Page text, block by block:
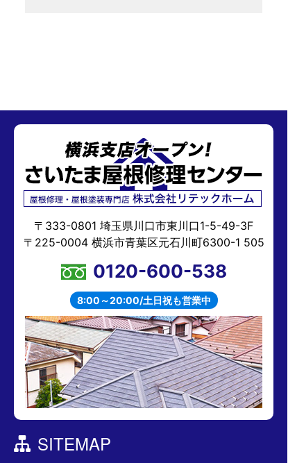
〒333-0801 埼玉県川口市東川口1-5-49-3F
〒225-0004 横浜市青葉区元石川町6300-1 505
0120-600-538
8:00～20:00/土日祝も営業中
SITEMAP